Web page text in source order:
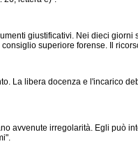
giustificativi. Nei dieci giorni
superiore forense. Il
La libera docenza e l'incarico
avvenute irregolarità. Egli può